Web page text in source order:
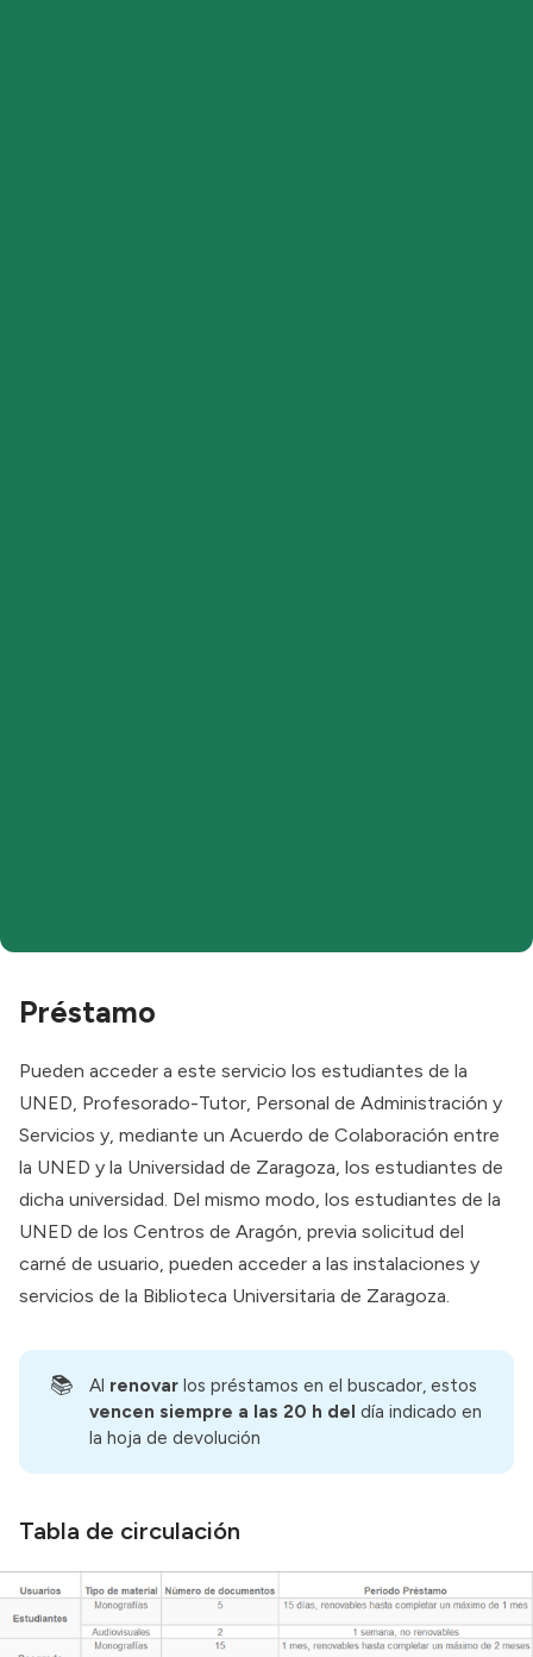
Préstamo
Pueden acceder a este servicio los estudiantes de la
UNED, Profesorado-Tutor, Personal de Administración y
Servicios y, mediante un Acuerdo de Colaboración entre
la UNED y la Universidad de Zaragoza, los estudiantes de
dicha universidad. Del mismo modo, los estudiantes de la
UNED de los Centros de Aragón, previa solicitud del
carné de usuario, pueden acceder a las instalaciones y
servicios de la Biblioteca Universitaria de Zaragoza.
📚 Al renovar los préstamos en el buscador, estos
vencen siempre a las 20 h del día indicado en
la hoja de devolución
Tabla de circulación